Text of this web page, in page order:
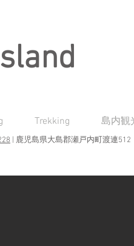
Trekking 島内観
| 鹿児島県大島郡瀬戸内町渡連512